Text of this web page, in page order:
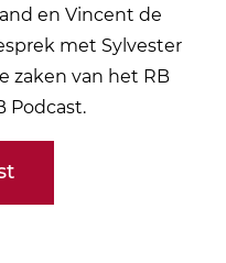
en Vincent de
met Sylvester
zaken van het RB
Podcast.